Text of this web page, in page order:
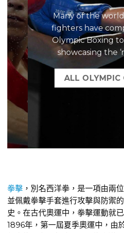
Many of the
fighters have
Olympic Boxing
showcasing the
ALL OLYMPIC
拳擊 ，別名西洋拳，是一項由兩
並佩戴拳擊手套進行攻擊與防禦
史。在古代奧運中，拳擊運動就
1896年，第一屆夏季奧運中，由